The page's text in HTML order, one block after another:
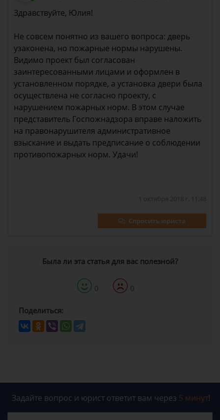
Здравствуйте, Юлия!
Не совсем понятно из вашего вопроса: дверь
узаконена, но пожарные нормы нарушены.
Видимо проект был согласован
заинтересованными лицами и оформлен в
установленном порядке, а установка двери была
осуществлена не согласно проекту, с
нарушением пожарных норм. В этом случае
представитель Госпожнадзора вправе наложить
на правонарушителя административное
взыскание и выдать предписание о соблюдении
противопожарных норм. Удачи!
1 октября 2018 г. 11:48
Спросить юриста
Была ли эта статья для вас полезной?
0 0
Поделиться:
Задайте вопрос и юрист ответит вам через 5 минут!